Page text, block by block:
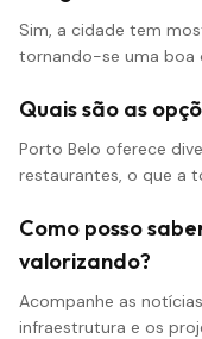
Sim, a cidade tem
tornando-se uma boa
Quais são as
Porto Belo oferece
restaurantes, o que a
Como posso
valorizando?
Acompanhe as
infraestrutura e os